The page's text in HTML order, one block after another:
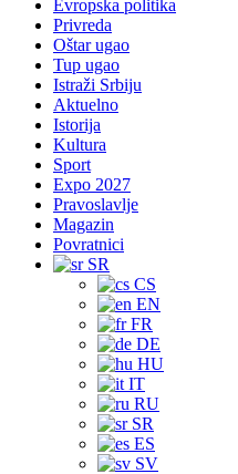
Evropska politika
Privreda
Oštar ugao
Tup ugao
Istraži Srbiju
Aktuelno
Istorija
Kultura
Sport
Expo 2027
Pravoslavlje
Magazin
Povratnici
SR
CS
EN
FR
DE
HU
IT
RU
SR
ES
SV